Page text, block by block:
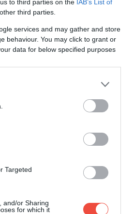
to third parties on the IAB’s List of
third parties.
services and may gather and store
behaviour. You may click to grant or
data for below specified purposes
Targeted
and/or Sharing
for which it
la Zürich
lângă
Sub un